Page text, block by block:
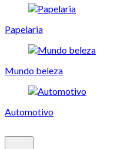
Papelaria
Mundo beleza
Automotivo